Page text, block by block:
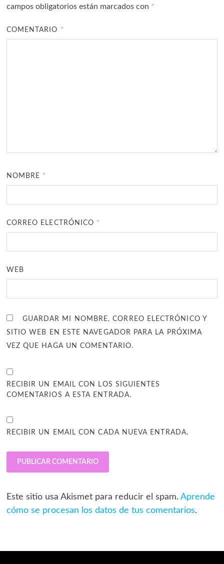
campos obligatorios están marcados con *
COMENTARIO *
NOMBRE *
CORREO ELECTRÓNICO *
WEB
GUARDAR MI NOMBRE, CORREO ELECTRÓNICO Y
SITIO WEB EN ESTE NAVEGADOR PARA LA PRÓXIMA
VEZ QUE HAGA UN COMENTARIO.
RECIBIR UN EMAIL CON LOS SIGUIENTES
COMENTARIOS A ESTA ENTRADA.
RECIBIR UN EMAIL CON CADA NUEVA ENTRADA.
Este sitio usa Akismet para reducir el spam. Aprende
cómo se procesan los datos de tus comentarios.